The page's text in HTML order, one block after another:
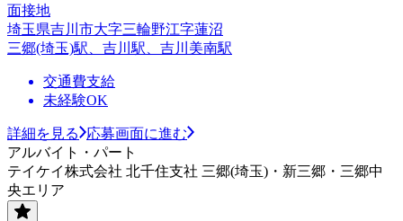
面接地
埼玉県吉川市大字三輪野江字蓮沼
三郷(埼玉)駅、吉川駅、吉川美南駅
交通費支給
未経験OK
詳細を見る
応募画面に進む
アルバイト・パート
テイケイ株式会社 北千住支社 三郷(埼玉)・新三郷・三郷中
央エリア